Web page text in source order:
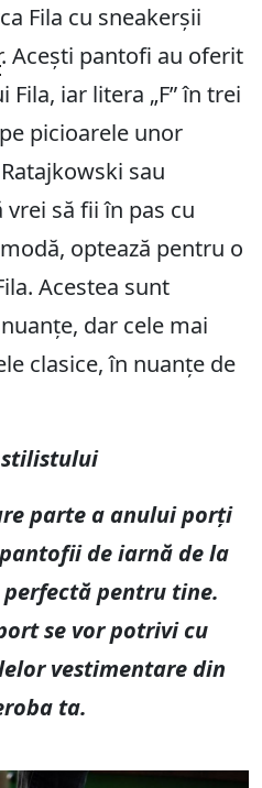
Fila cu sneakerșii
. Acești pantofi au oferit
iar litera „F” în trei
picioarele unor
sau
vrei să fii în pas cu
optează pentru o
Acestea sunt
dar cele mai
clasice, în nuanțe de
parte a anului porți
de iarnă de la
pentru tine.
se vor potrivi cu
vestimentare din
ta.